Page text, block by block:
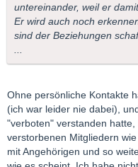
untereinander, weil er
Er wird auch noch
sind der Beziehungen
Ohne persönliche Kontakte
(ich war leider nie dabei),
"verboten" verstanden
verstorbenen Mitgliedern
mit Angehörigen und so